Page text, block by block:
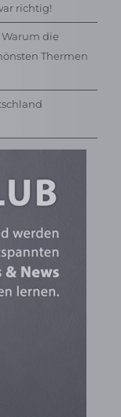
richtig!
die
Thermen